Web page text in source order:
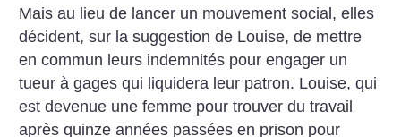
Mais au lieu de lancer un mouvement social, elles
décident, sur la suggestion de Louise, de mettre
en commun leurs indemnités pour engager un
tueur à gages qui liquidera leur patron. Louise, qui
est devenue une femme pour trouver du travail
après quinze années passées en prison pour